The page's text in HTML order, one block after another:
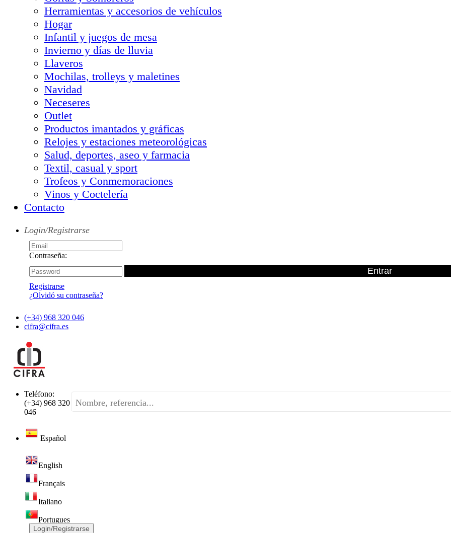
Herramientas y accesorios de vehículos
Hogar
Infantil y juegos de mesa
Invierno y días de lluvia
Llaveros
Mochilas, trolleys y maletines
Navidad
Neceseres
Outlet
Productos imantados y gráficas
Relojes y estaciones meteorológicas
Salud, deportes, aseo y farmacia
Textil, casual y sport
Trofeos y Conmemoraciones
Vinos y Coctelería
Contacto
Login/Registrarse
Contraseña:
Registrarse
¿Olvidó su contraseña?
(+34) 968 320 046
cifra@cifra.es
Teléfono:
(+34) 968 320
046
Español
English
Français
Italiano
Portugues
Login/Registrarse